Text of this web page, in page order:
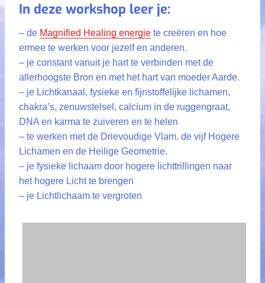
In deze workshop leer je:
– de Magnified Healing energie te creëren en hoe
ermee te werken voor jezelf en anderen.
– je constant vanuit je hart te verbinden met de
allerhoogste Bron en met het hart van moeder Aarde.
– je Lichtkanaal, fysieke en fijnstoffelijke lichamen,
chakra’s, zenuwstelsel, calcium in de ruggengraat,
DNA en karma te zuiveren en te helen
– te werken met de Drievoudige Vlam. de vijf Hogere
Lichamen en de Heilige Geometrie.
– je fysieke lichaam door hogere lichttrillingen naar
het hogere Licht te brengen
– je Lichtlichaam te vergroten